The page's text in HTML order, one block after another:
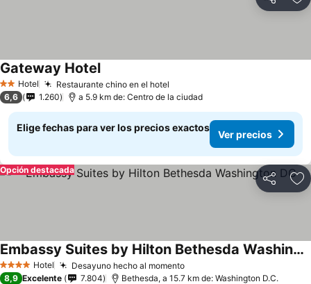
Compartir
2 Estrellas
Hotel Restaurante chino en el hotel
Gateway HotelVer precios
6,6 1.260 a 5.9 km de: Centro de la ciudad
Elige fechas para ver los precios exactos
Ver precios
Compartir
Opción destacada
4 EstrellasHotel Desayuno hecho al momentoVer precios
Embassy Suites by Hilton Bethesda Washington DC
Ver precios
8,9 Excelente 7.804 Bethesda, a 15.7 km de: Washington D.C.